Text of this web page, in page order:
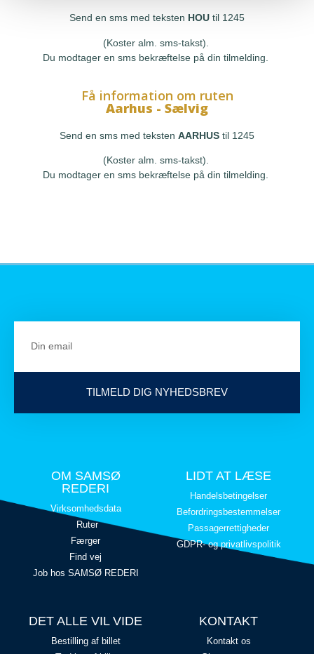
Send en sms med teksten HOU til 1245
(Koster alm. sms-takst).
Du modtager en sms bekræftelse på din tilmelding.
Få information om ruten
Aarhus - Sælvig
Send en sms med teksten AARHUS til 1245
(Koster alm. sms-takst).
Du modtager en sms bekræftelse på din tilmelding.
TILMELD DIG NYHEDSBREV
OM SAMSØ
REDERI
Virksomhedsdata
Ruter
Færger
Find vej
Job hos SAMSØ REDERI
LIDT AT LÆSE
Handelsbetingelser
Befordringsbestemmelser
Passagerrettigheder
GDPR- og privatlivspolitik
DET ALLE VIL VIDE
Bestilling af billet
KONTAKT
Kontakt os